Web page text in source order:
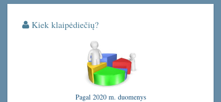
Kiek klaipėdiečių?
Pagal 2020 m. duomenys